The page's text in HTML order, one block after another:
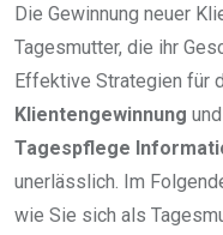
Die Gewinnung neuer
Tagesmutter, die ihr
Effektive Strategien für
Klientengewinnung
Tagespflege
unerlässlich. Im
wie Sie sich als